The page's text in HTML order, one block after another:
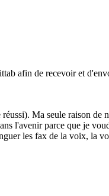
afin de recevoir et
réussi). Ma seule raison de
l'avenir parce que je
les fax de la voix, la